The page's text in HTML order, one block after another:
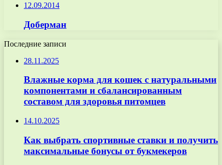
12.09.2014
Доберман
Последние записи
28.11.2025
Влажные корма для кошек с натуральными
компонентами и сбалансированным
составом для здоровья питомцев
14.10.2025
Как выбрать спортивные ставки и получить
максимальные бонусы от букмекеров